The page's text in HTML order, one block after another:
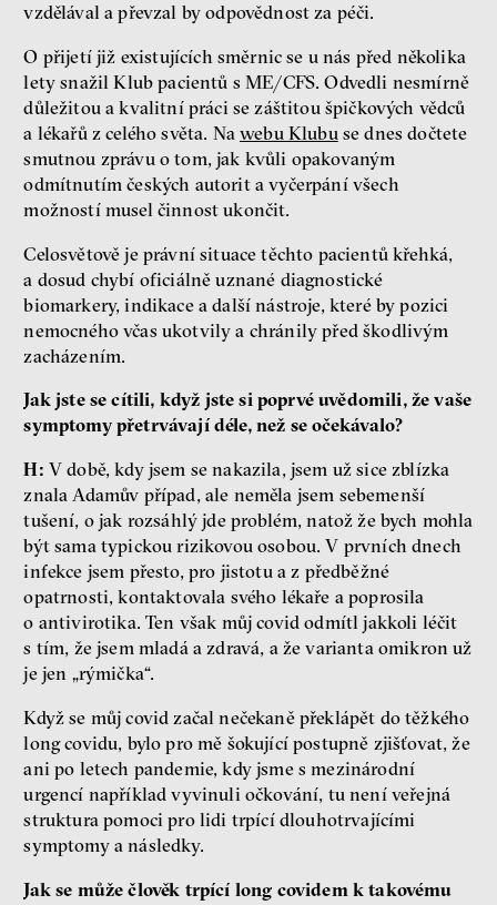
vzdělával a převzal by odpovědnost za péči.
O přijetí již existujících směrnic se u nás před několika
lety snažil Klub pacientů s ME/CFS. Odvedli nesmírně
důležitou a kvalitní práci se záštitou špičkových vědců
a lékařů z celého světa. Nawebu Klubuse dnes dočtete
smutnou zprávu o tom, jak kvůli opakovaným
odmítnutím českých autorit a vyčerpání všech
možností musel činnost ukončit.
Celosvětově je právní situace těchto pacientů křehká,
a dosud chybí oficiálně uznané diagnostické
biomarkery, indikace a další nástroje, které by pozici
nemocného včas ukotvily a chránily před škodlivým
zacházením.
Jak jste se cítili, když jste si poprvé uvědomili, že vaše
symptomy přetrvávají déle, než se očekávalo?
H: V době, kdy jsem se nakazila, jsem už sice zblízka
znala Adamův případ, ale neměla jsem sebemenší
tušení, o jak rozsáhlý jde problém, natož že bych mohla
být sama typickou rizikovou osobou. V prvních dnech
infekce jsem přesto, pro jistotu a z předběžné
opatrnosti, kontaktovala svého lékaře a poprosila
o antivirotika. Ten však můj covid odmítl jakkoli léčit
s tím, že jsem mladá a zdravá, a že varianta omikron už
je jen „rýmička“.
Když se můj covid začal nečekaně překlápět do těžkého
long covidu, bylo pro mě šokující postupně zjišťovat, že
ani po letech pandemie, kdy jsme s mezinárodní
urgencí například vyvinuli očkování, tu není veřejná
struktura pomoci pro lidi trpící dlouhotrvajícími
symptomy a následky.
Jak se může člověk trpící long covidem k takovému